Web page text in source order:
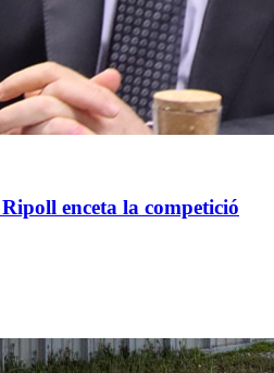
enceta la competició